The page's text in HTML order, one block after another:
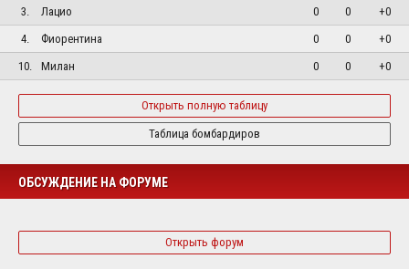
3.
Лацио 0 0
+0
4.
Фиорентина 0 0
+0
10.
Милан 0 0 +0
Открыть полную таблицу
Таблица бомбардиров
ОБСУЖДЕНИЕ НА ФОРУМЕ
Открыть форум